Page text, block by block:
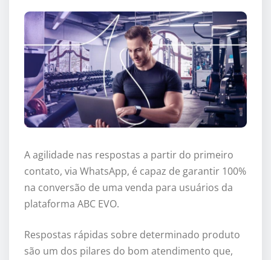
A agilidade nas respostas a partir do primeiro
contato, via WhatsApp, é capaz de garantir 100%
na conversão de uma venda para usuários da
plataforma ABC EVO.
Respostas rápidas sobre determinado produto
são um dos pilares do bom atendimento que,